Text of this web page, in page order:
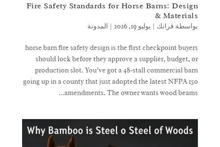
Fire Safety Standards for Horse Barns: Design
& Materials
بواسطة فرانك | يوليو 19, 2026 | المدونة
horse barn fire safety design is the first checkpoint buyers
should lock before they approve a supplier, budget, or
production slot. You’ve got a 48-stall commercial barn
going up in a county that just adopted the latest NFPA 150
amendments. The owner wants wood beams...